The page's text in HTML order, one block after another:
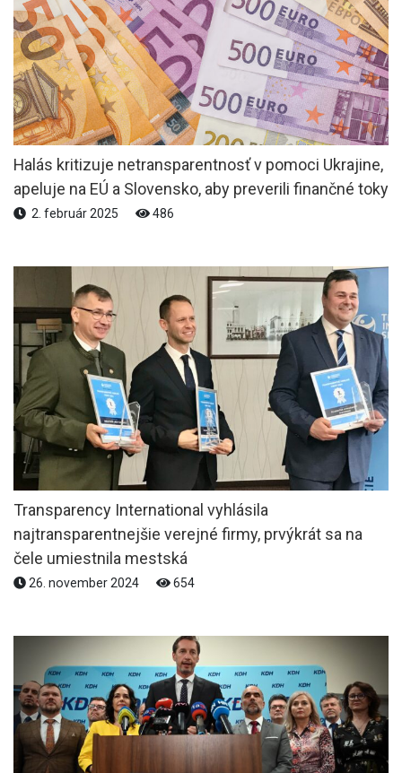
Halás kritizuje netransparentnosť v pomoci Ukrajine,
apeluje na EÚ a Slovensko, aby preverili finančné toky
2. február 2025 486
Transparency International vyhlásila
najtransparentnejšie verejné firmy, prvýkrát sa na
čele umiestnila mestská
26. november 2024 654